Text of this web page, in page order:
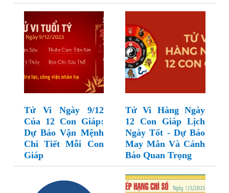
Tử Vi Ngày 9/12
Của 12 Con Giáp:
Dự Báo Vận Mệnh
Chi Tiết Mỗi Con
Giáp
Tử Vi Hàng Ngày
12 Con Giáp Lịch
Ngày Tốt - Dự Báo
May Mắn Và Cảnh
Báo Quan Trọng